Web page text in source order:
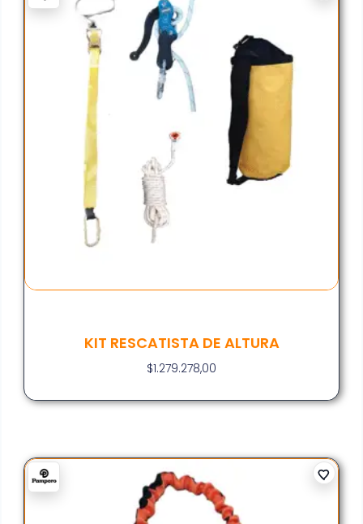
KIT RESCATISTA DE ALTURA
$1.279.278,00